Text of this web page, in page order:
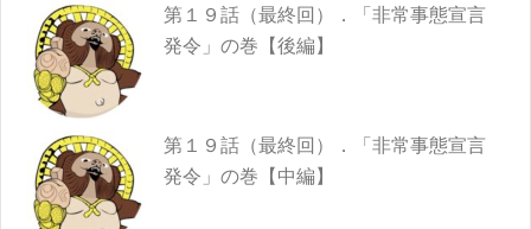
第１９話（最終回）．「非常事態宣言
発令」の巻【後編】
第１９話（最終回）．「非常事態宣言
発令」の巻【中編】